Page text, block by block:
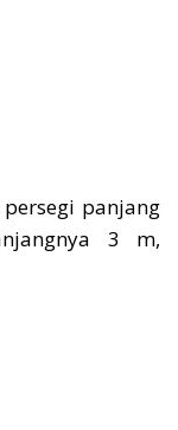
panjang
3 m,